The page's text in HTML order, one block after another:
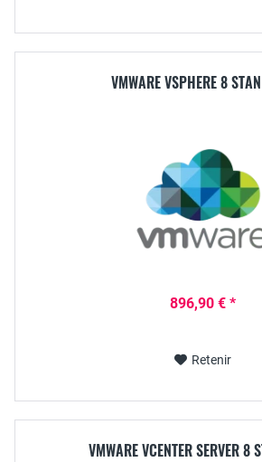
VMWARE VSPHERE 8
896,90 € *
Retenir
VMWARE VCENTER SERVER 8